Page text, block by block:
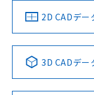
中国 RoHS 注意
Pb
2D CADデー
3D CADデー